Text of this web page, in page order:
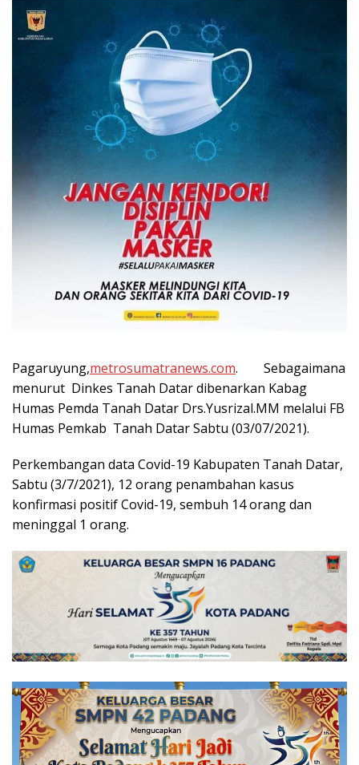
Pagaruyung,metrosumatranews.com. Sebagaimana
menurut Dinkes Tanah Datar dibenarkan Kabag
Humas Pemda Tanah Datar Drs.Yusrizal.MM melalui FB
Humas Pemkab Tanah Datar Sabtu (03/07/2021).
Perkembangan data Covid-19 Kabupaten Tanah Datar,
Sabtu (3/7/2021), 12 orang penambahan kasus
konfirmasi positif Covid-19, sembuh 14 orang dan
meninggal 1 orang.